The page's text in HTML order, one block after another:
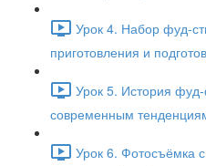
Урок 4. Набор фуд-
приготовления и
Урок 5. История
современным
Урок 6. Фотосъёмка